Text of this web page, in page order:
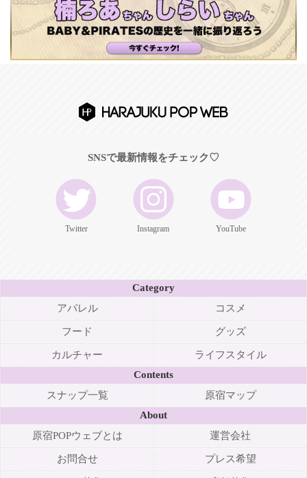
SNSで最新情報をチェック♡
Twitter Instagram YouTube
Category
アパレル
コスメ
フード グッズ
カルチャー
ライフスタイル
Contents
スナップ一覧
原宿マップ
About
原宿POPウェブとは
運営会社
お問合せ プレス希望